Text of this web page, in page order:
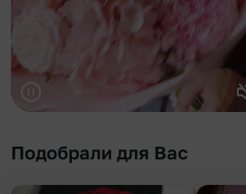
Подобрали для Вас